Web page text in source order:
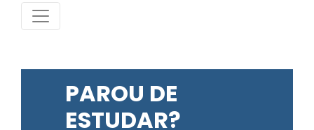
PAROU DE
ESTUDAR?